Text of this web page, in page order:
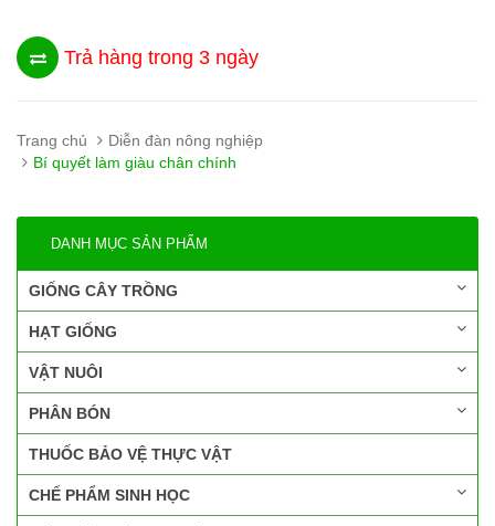
Trả hàng trong 3 ngày
Trang chủ
Diễn đàn nông nghiệp
Bí quyết làm giàu chân chính
DANH MỤC SẢN PHẨM
GIỐNG CÂY TRỒNG
HẠT GIỐNG
VẬT NUÔI
PHÂN BÓN
THUỐC BẢO VỆ THỰC VẬT
CHẾ PHẨM SINH HỌC